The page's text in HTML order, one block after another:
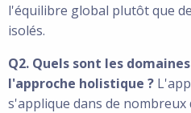
l'équilibre global plutôt que
isolés.
Q2. Quels sont les
l'approche holistique ?
s'applique dans de